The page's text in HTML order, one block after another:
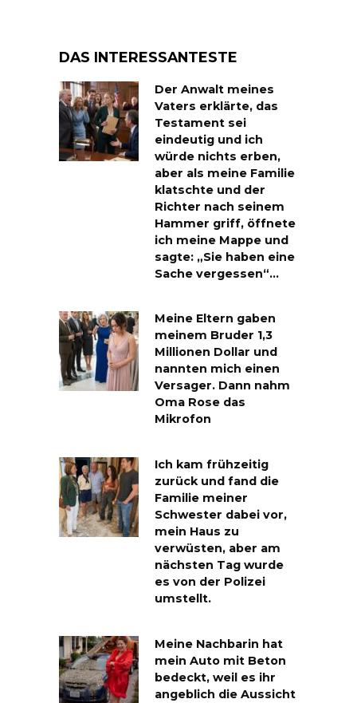
DAS INTERESSANTESTE
Der Anwalt meines
Vaters erklärte, das
Testament sei
eindeutig und ich
würde nichts erben,
aber als meine Familie
klatschte und der
Richter nach seinem
Hammer griff, öffnete
ich meine Mappe und
sagte: „Sie haben eine
Sache vergessen“…
Meine Eltern gaben
meinem Bruder 1,3
Millionen Dollar und
nannten mich einen
Versager. Dann nahm
Oma Rose das
Mikrofon
Ich kam frühzeitig
zurück und fand die
Familie meiner
Schwester dabei vor,
mein Haus zu
verwüsten, aber am
nächsten Tag wurde
es von der Polizei
umstellt.
Meine Nachbarin hat
mein Auto mit Beton
bedeckt, weil es ihr
angeblich die Aussicht